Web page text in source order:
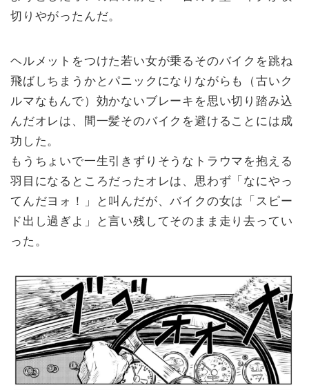
切りやがったんだ。
ヘルメットをつけた若い女が乗るそのバイクを跳ね
飛ばしちまうかとパニックになりながらも（古いク
ルマなもんで）効かないブレーキを思い切り踏み込
んだオレは、間一髪そのバイクを避けることには成
功した。
もうちょいで一生引きずりそうなトラウマを抱える
羽目になるところだったオレは、思わず「なにやっ
てんだヨォ！」と叫んだが、バイクの女は「スピー
ド出し過ぎよ」と言い残してそのまま走り去ってい
った。